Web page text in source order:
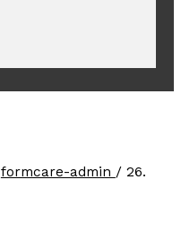
formcare-admin / 26.